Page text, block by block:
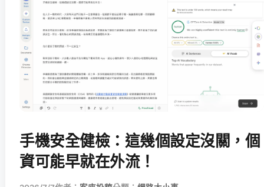
手機安全健檢：這幾個設定沒關，個
資可能早就在外流！